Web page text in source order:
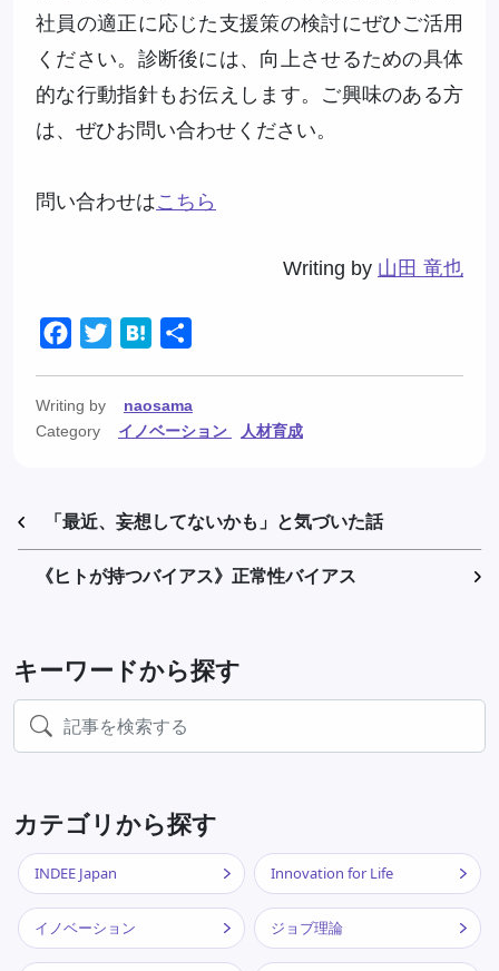
社員の適正に応じた支援策の検討にぜひご活用
ください。診断後には、向上させるための具体
的な行動指針もお伝えします。ご興味のある方
は、ぜひお問い合わせください。
問い合わせはこちら
Writing by 山田 竜也
FacebookTwitterHatena
Writing by
naosama
Category
イノベーション 人材育成
「最近、妄想してないかも」と気づいた話
《ヒトが持つバイアス》正常性バイアス
キーワードから探す
カテゴリから探す
INDEE Japan Innovation for Life
イノベーション ジョブ理論